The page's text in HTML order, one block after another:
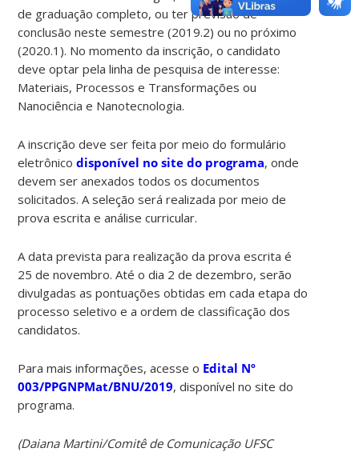
de graduação completo, ou ter previsão de
conclusão neste semestre (2019.2) ou no próximo
(2020.1). No momento da inscrição, o candidato
deve optar pela linha de pesquisa de interesse:
Materiais, Processos e Transformações ou
Nanociência e Nanotecnologia.
A inscrição deve ser feita por meio do formulário
eletrônicodisponível no site do programa, onde
devem ser anexados todos os documentos
solicitados. A seleção será realizada por meio de
prova escrita e análise curricular.
A data prevista para realização da prova escrita é
25 de novembro. Até o dia 2 de dezembro, serão
divulgadas as pontuações obtidas em cada etapa do
processo seletivo e a ordem de classificação dos
candidatos.
Para mais informações, acesse o Edital Nº
003/PPGNPMat/BNU/2019, disponível no site do
programa.
(Daiana Martini/Comitê de Comunicação UFSC